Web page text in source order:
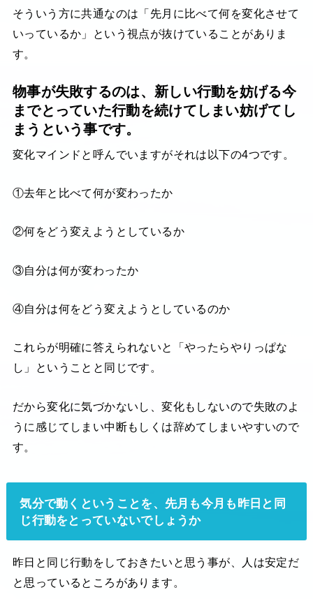
そういう方に共通なのは「先月に比べて何を変化させて
いっているか」という視点が抜けていることがありま
す。
物事が失敗するのは、新しい行動を妨げる今
までとっていた行動を続けてしまい妨げてし
まうという事です。
変化マインドと呼んでいますがそれは以下の4つです。
①去年と比べて何が変わったか
②何をどう変えようとしているか
③自分は何が変わったか
④自分は何をどう変えようとしているのか
これらが明確に答えられないと「やったらやりっぱな
し」ということと同じです。
だから変化に気づかないし、変化もしないので失敗のよ
うに感じてしまい中断もしくは辞めてしまいやすいので
す。
気分で動くということを、先月も今月も昨日と同
じ行動をとっていないでしょうか
昨日と同じ行動をしておきたいと思う事が、人は安定だ
と思っているところがあります。